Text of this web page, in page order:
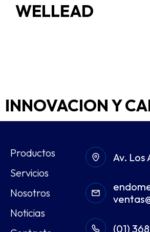
WELLEAD
INNOVACION Y
Productos
Servicios
Nosotros
Noticias
Av. Los
(01)